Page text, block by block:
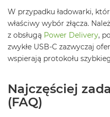
5
6
G
B
M
B
o
o
W przypadku ładowarki,
właściwy wybór złącza.
z obsługą Power Delivery,
zwykłe USB-C zazwyczaj
wspierają protokołu
Najczęściej
(FAQ)